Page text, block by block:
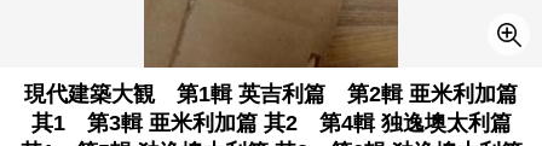
現代建築大観 第1輯 英吉利篇 第2輯 亜米利加篇
其1 第3輯 亜米利加篇 其2 第4輯 独逸墺太利篇